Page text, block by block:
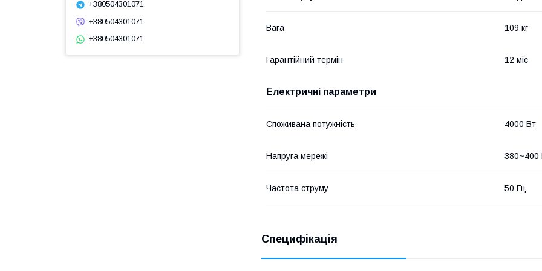
Вага 109 кг
Гарантійний термін 12 міс
Електричні параметри
Споживана потужність 4000 Вт
Напруга мережі 380~400
Частота струму 50 Гц
Специфікація
+380504301071
+380504301071
+380504301071